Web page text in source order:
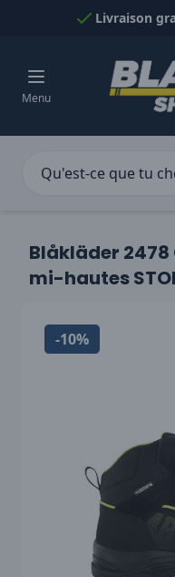
Passer au contenuLivraison
Menu
Blåkläder
mi-hautes
-10%